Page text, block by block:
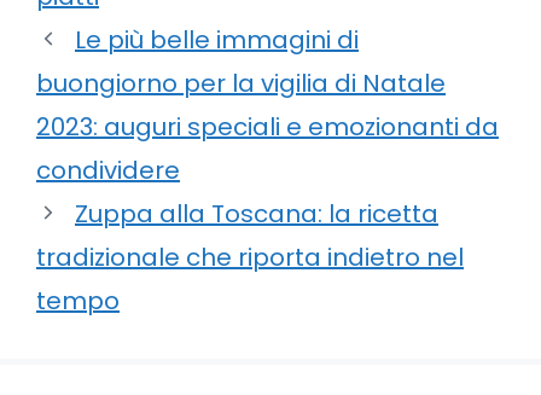
Le più belle immagini di
buongiorno per la vigilia di Natale
2023: auguri speciali e emozionanti da
condividere
Zuppa alla Toscana: la ricetta
tradizionale che riporta indietro nel
tempo